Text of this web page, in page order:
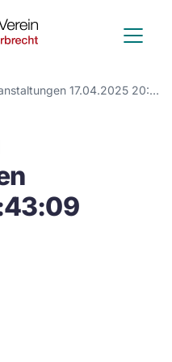
Deutscher
Anwalt
Verein
Anmeldung zu Veranstaltungen 17.04.2025 20:43:09